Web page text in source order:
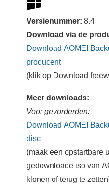
Versienummer:8.4
Download via de
Download AOMEI
producent
(klik op Download
Meer downloads:
Voor gevorderden:
Download AOMEI
disc
(maak een opstartbare
gedownloade iso van
klonen of terug te